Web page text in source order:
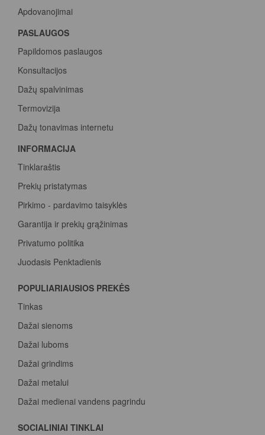
Apdovanojimai
PASLAUGOS
Papildomos paslaugos
Konsultacijos
Dažų spalvinimas
Termovizija
Dažų tonavimas internetu
INFORMACIJA
Tinklaraštis
Prekių pristatymas
Pirkimo - pardavimo taisyklės
Garantija ir prekių grąžinimas
Privatumo politika
Juodasis Penktadienis
POPULIARIAUSIOS PREKĖS
Tinkas
Dažai sienoms
Dažai luboms
Dažai grindims
Dažai metalui
Dažai medienai vandens pagrindu
SOCIALINIAI TINKLAI